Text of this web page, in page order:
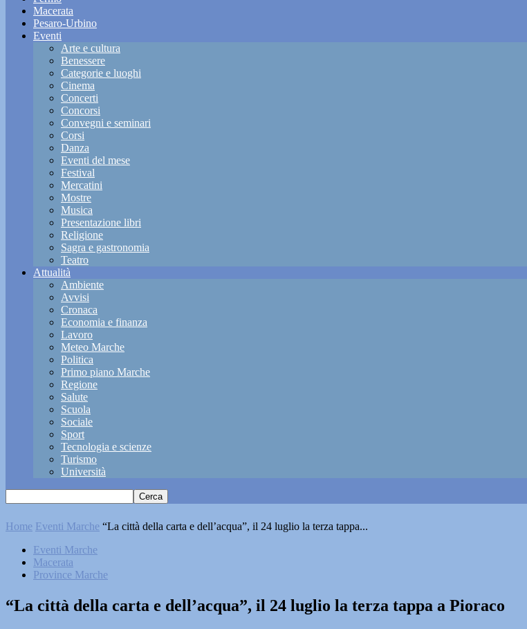
Macerata
Pesaro-Urbino
Eventi
Arte e cultura
Benessere
Categorie e luoghi
Cinema
Concerti
Concorsi
Convegni e seminari
Corsi
Danza
Eventi del mese
Festival
Mercatini
Mostre
Musica
Presentazione libri
Religione
Sagra e gastronomia
Teatro
Attualità
Ambiente
Avvisi
Cronaca
Economia e finanza
Lavoro
Meteo Marche
Politica
Primo piano Marche
Regione
Salute
Scuola
Sociale
Sport
Tecnologia e scienze
Turismo
Università
Home Eventi Marche “La città della carta e dell’acqua”, il 24 luglio la terza tappa...
Eventi Marche
Macerata
Province Marche
“La città della carta e dell’acqua”, il 24 luglio la terza tappa a Pioraco